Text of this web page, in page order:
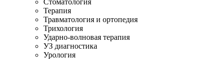
Стоматология
Терапия
Травматология и ортопедия
Трихология
Ударно-волновая терапия
УЗ диагностика
Урология